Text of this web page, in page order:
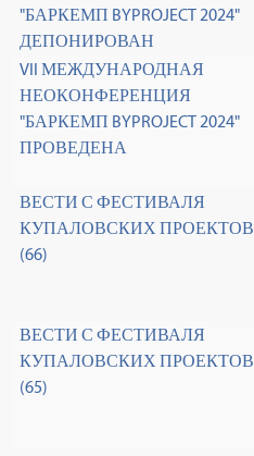
"БАРКЕМП BYPROJECT 2024"
ДЕПОНИРОВАН
VII МЕЖДУНАРОДНАЯ
НЕОКОНФЕРЕНЦИЯ
"БАРКЕМП BYPROJECT 2024"
ПРОВЕДЕНА
ВЕСТИ С ФЕСТИВАЛЯ
КУПАЛОВСКИХ ПРОЕКТОВ
(66)
ВЕСТИ С ФЕСТИВАЛЯ
КУПАЛОВСКИХ ПРОЕКТОВ
(65)